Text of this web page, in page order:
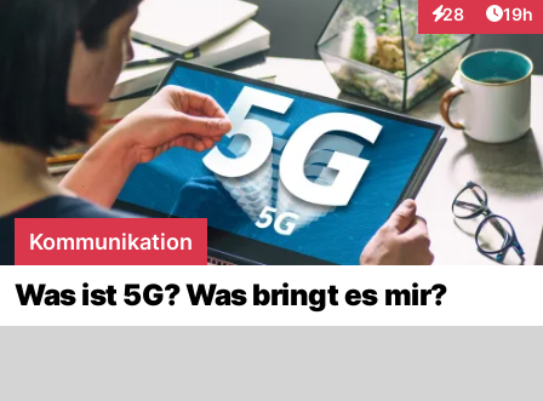
28
Interaktionen
19h
Kommunikation
Was ist 5G? Was bringt es mir?